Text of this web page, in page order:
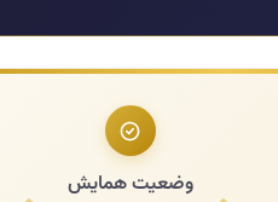
وضعیت همایش